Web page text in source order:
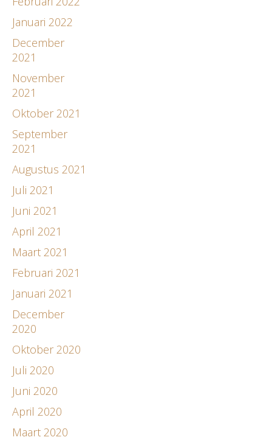
Januari 2022
December
2021
November
2021
Oktober 2021
September
2021
Augustus 2021
Juli 2021
Juni 2021
April 2021
Maart 2021
Februari 2021
Januari 2021
December
2020
Oktober 2020
Juli 2020
Juni 2020
April 2020
Maart 2020